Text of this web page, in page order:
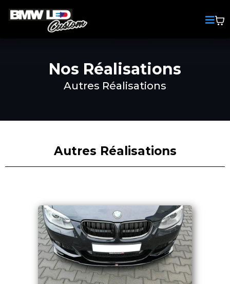
Nos Réalisations
Autres Réalisations
Autres Réalisations